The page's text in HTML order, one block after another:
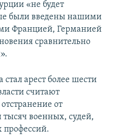
«не будет
были введены нашими
Францией, Германией
сравнительно
стал арест более шести
считают
от
тысяч военных, судей,
профессий.